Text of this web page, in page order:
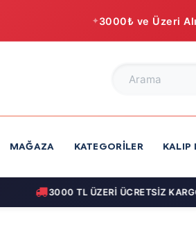
3000₺ ve Üzeri
MAĞAZA KATEGORILER KALIP
3000 TL ÜZERİ ÜCRETSİZ KARGO